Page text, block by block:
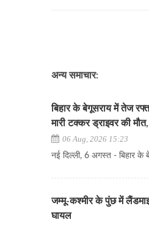
अन्य समाचार:
बिहार के बेगूसराय में तेज
मारी टक्कर ड्राइवर की
06 Aug, 2026 15:23
नई दिल्ली, 6 अगस्त - बिहार के
जम्मू-कश्मीर के पुंछ में
घायल